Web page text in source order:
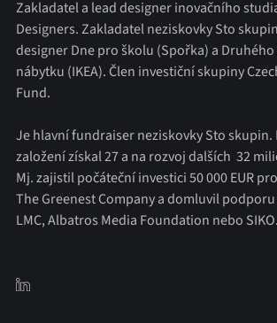
Zakladatel a lead designer inovačního
Designers. Zakladatel neziskovky Sto
designer Dne pro školu (Spořka) a
nábytku (IKEA). Člen investiční skupiny
Fund.
Je hlavní fundraiser neziskovky Sto skupin.
založení získal 27 a na rozvoj dalších 32
Mj. zajistil počáteční investici 50 000 EUR
The Greenest Company a domluvil podporu
LMC, Albatros Media Foundation nebo SIKO.